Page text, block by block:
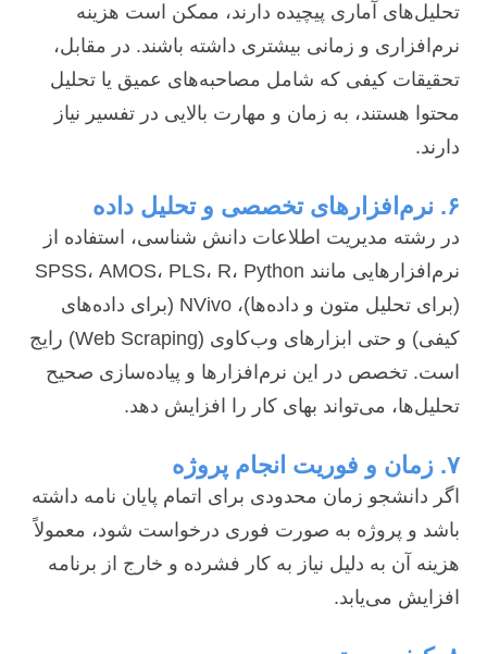
تحلیل‌های آماری پیچیده دارند، ممکن است هزینه
نرم‌افزاری و زمانی بیشتری داشته باشند. در مقابل،
تحقیقات کیفی که شامل مصاحبه‌های عمیق یا تحلیل
محتوا هستند، به زمان و مهارت بالایی در تفسیر نیاز
دارند.
۶. نرم‌افزارهای تخصصی و تحلیل داده
در رشته مدیریت اطلاعات دانش شناسی، استفاده از
نرم‌افزارهایی مانند SPSS، AMOS، PLS، R، Python
(برای تحلیل متون و داده‌ها)، NVivo (برای داده‌های
کیفی) و حتی ابزارهای وب‌کاوی (Web Scraping) رایج
است. تخصص در این نرم‌افزارها و پیاده‌سازی صحیح
تحلیل‌ها، می‌تواند بهای کار را افزایش دهد.
۷. زمان و فوریت انجام پروژه
اگر دانشجو زمان محدودی برای اتمام پایان نامه داشته
باشد و پروژه به صورت فوری درخواست شود، معمولاً
هزینه آن به دلیل نیاز به کار فشرده و خارج از برنامه
افزایش می‌یابد.